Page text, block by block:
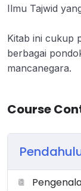
Ilmu Tajwid
Kitab ini cukup
berbagai
mancanegara.
Course